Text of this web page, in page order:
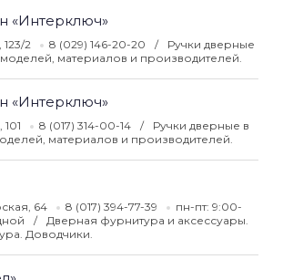
«Интерключ»
2 8 (029) 146-20-20
Ручки дверные
материалов и производителей.
«Интерключ»
8 (017) 314-00-14
Ручки дверные в
материалов и производителей.
64 8 (017) 394-77-39
пн-пт: 9:00-
Дверная фурнитура и аксессуары.
Доводчики.